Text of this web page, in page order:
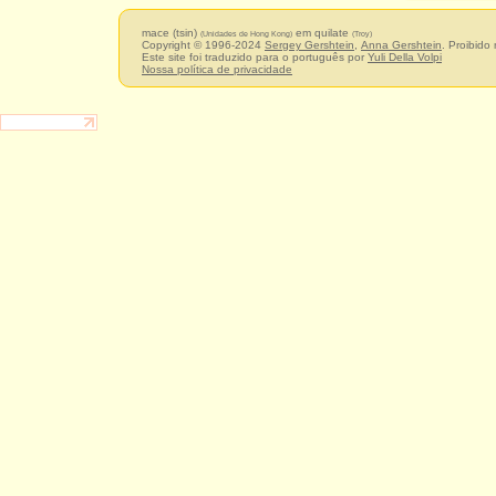
mace (tsin) (Unidades de Hong Kong) em quilate (Troy)
Copyright © 1996-2024 Sergey Gershtein Anna Gershtein .
Este site foi traduzido para o português por Yuli Della Volpi
Nossa política de privacidade